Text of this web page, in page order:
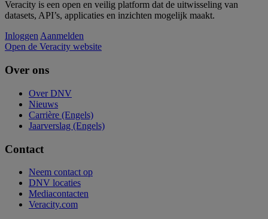
Veracity is een open en veilig platform dat de uitwisseling van
datasets, API’s, applicaties en inzichten mogelijk maakt.
InloggenAanmelden
Open de Veracity website
Over ons
Over DNV
Nieuws
Carrière (Engels)
Jaarverslag (Engels)
Contact
Neem contact op
DNV locaties
Mediacontacten
Veracity.com